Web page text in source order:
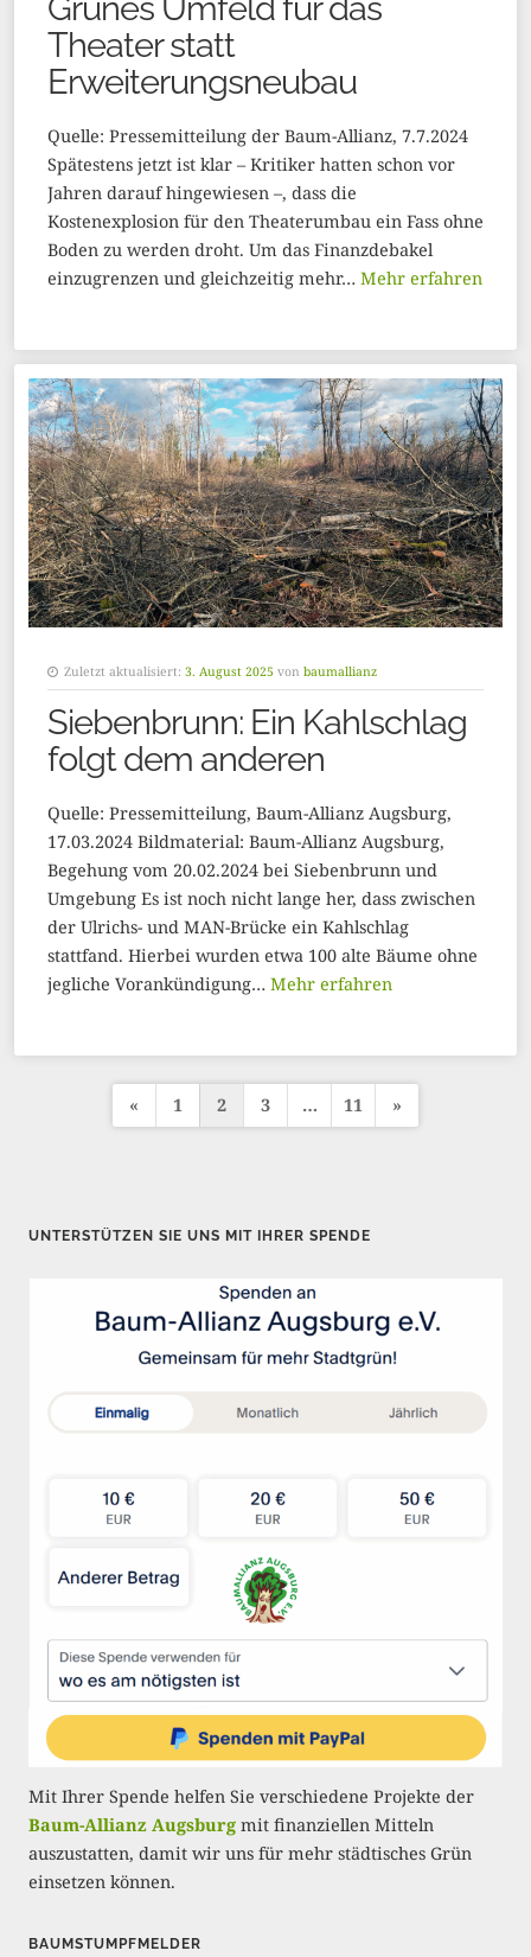
Grünes Umfeld für das
Theater statt
Erweiterungsneubau
Quelle: Pressemitteilung der Baum-Allianz, 7.7.2024
Spätestens jetzt ist klar – Kritiker hatten schon vor
Jahren darauf hingewiesen –, dass die
Kostenexplosion für den Theaterumbau ein Fass ohne
Boden zu werden droht. Um das Finanzdebakel
einzugrenzen und gleichzeitig mehr… Mehr erfahren
Zuletzt aktualisiert: 3. August 2025 von baumallianz
Siebenbrunn: Ein Kahlschlag
folgt dem anderen
Quelle: Pressemitteilung, Baum-Allianz Augsburg,
17.03.2024 Bildmaterial: Baum-Allianz Augsburg,
Begehung vom 20.02.2024 bei Siebenbrunn und
Umgebung Es ist noch nicht lange her, dass zwischen
der Ulrichs- und MAN-Brücke ein Kahlschlag
stattfand. Hierbei wurden etwa 100 alte Bäume ohne
jegliche Vorankündigung… Mehr erfahren
t
n
u
m
e
r
e
r
g
d
r
« 1 2 3 … 11 »
UNTERSTÜTZEN SIE UNS MIT IHRER SPENDE
Mit Ihrer Spende helfen Sie verschiedene Projekte der
Baum-Allianz Augsburg mit finanziellen Mitteln
auszustatten, damit wir uns für mehr städtisches Grün
einsetzen können.
BAUMSTUMPFMELDER